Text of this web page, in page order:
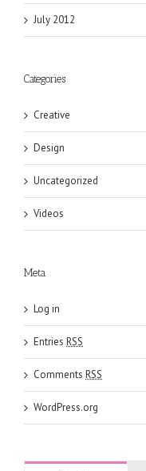
July 2012
Categories
Creative
Design
Uncategorized
Videos
Meta
Log in
Entries RSS
Comments RSS
WordPress.org